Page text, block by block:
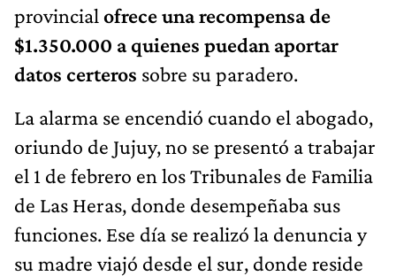
provincial ofrece una recompensa de
$1.350.000 a quienes puedan aportar
datos certeros sobre su paradero.
La alarma se encendió cuando el abogado,
oriundo de Jujuy, no se presentó a trabajar
el 1 de febrero en los Tribunales de Familia
de Las Heras, donde desempeñaba sus
funciones. Ese día se realizó la denuncia y
su madre viajó desde el sur, donde reside